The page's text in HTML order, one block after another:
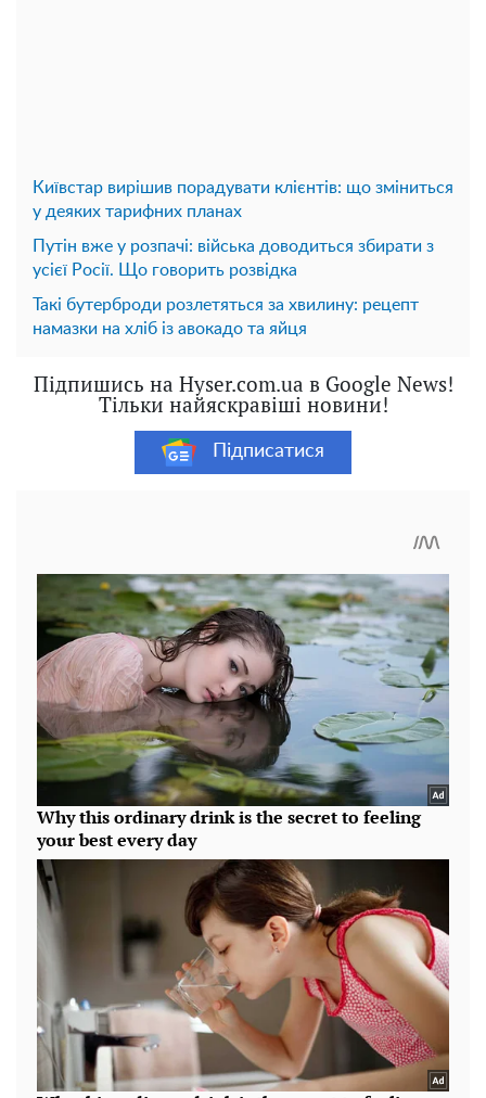
Київстар вирішив порадувати клієнтів: що зміниться
у деяких тарифних планах
Путін вже у розпачі: війська доводиться збирати з
усієї Росії. Що говорить розвідка
Такі бутерброди розлетяться за хвилину: рецепт
намазки на хліб із авокадо та яйця
Підпишись на Hyser.com.ua в Google News!
Тільки найяскравіші новини!
Підписатися